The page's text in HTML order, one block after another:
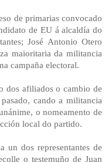
de primarias convocado
de EU á alcaldía do
José Antonio Otero
maioritaria da militancia
campaña electoral.
dos afiliados o cambio de
cando a militancia
o nomeamento de
local do partido.
dos representantes de
o testemuño de Juan